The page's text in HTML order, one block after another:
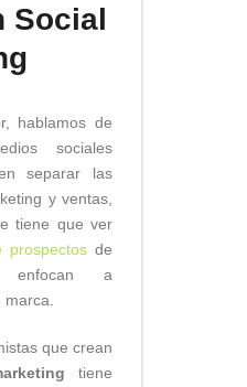
Social
hablamos de
sociales
separar las
y ventas,
tiene que ver
prospectos de
a
que crean
tiene